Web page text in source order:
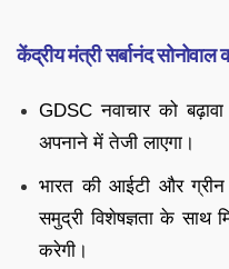
केंद्रीय मंत्री सर्बानंद सोनोवाल
GDSC नवाचार को
अपनाने में तेजी लाएगा।
भारत की आईटी और
समुद्री विशेषज्ञता के साथ
करेगी।